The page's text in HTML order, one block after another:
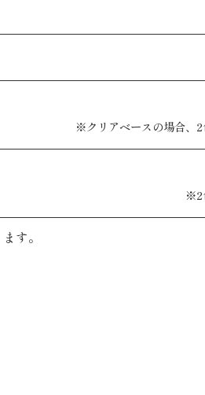
※クリアベースの場合、
※2
す。